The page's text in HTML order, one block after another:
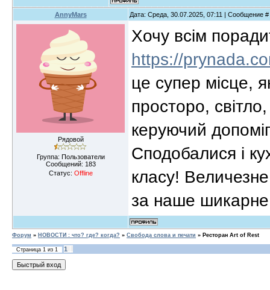
AnnyMars Дата: Среда, 30.07.2025, 07:11 | Сообщение #
Рядовой
Группа: Пользователи
Сообщений: 183
Статус: Offline
Хочу всім
https://
це супер місце,
просторо,
керуючий
Сподобалися і
класу!
за наше шикарне
Форум » НОВОСТИ : что? где? когда? » Свобода слова и печати » Ресторан Art of Rest
Страница 1 из 1 1